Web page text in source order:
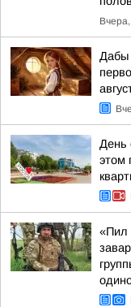
Дабы
День
этом
«Пил